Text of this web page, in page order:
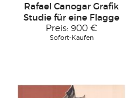
Rafael Canogar Grafik
Studie für eine Flagge
Preis: 900 €
Sofort-Kaufen